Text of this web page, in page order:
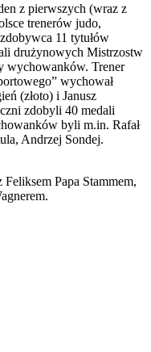
z pierwszych (wraz z
trenerów judo,
11 tytułów
drużynowych Mistrzostw
wychowanków. Trener
wychował
(złoto) i Janusz
zdobyli 40 medali
byli m.in. Rafał
Andrzej Sondej.
Papa Stammem,